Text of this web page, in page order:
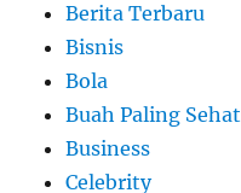
Berita Terbaru
Bisnis
Bola
Buah Paling Sehat
Business
Celebrity